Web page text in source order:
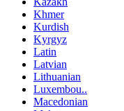
Khmer
Kurdish
Kyrgyz
Latin
Latvian
Lithuanian
Luxembou..
Macedonian